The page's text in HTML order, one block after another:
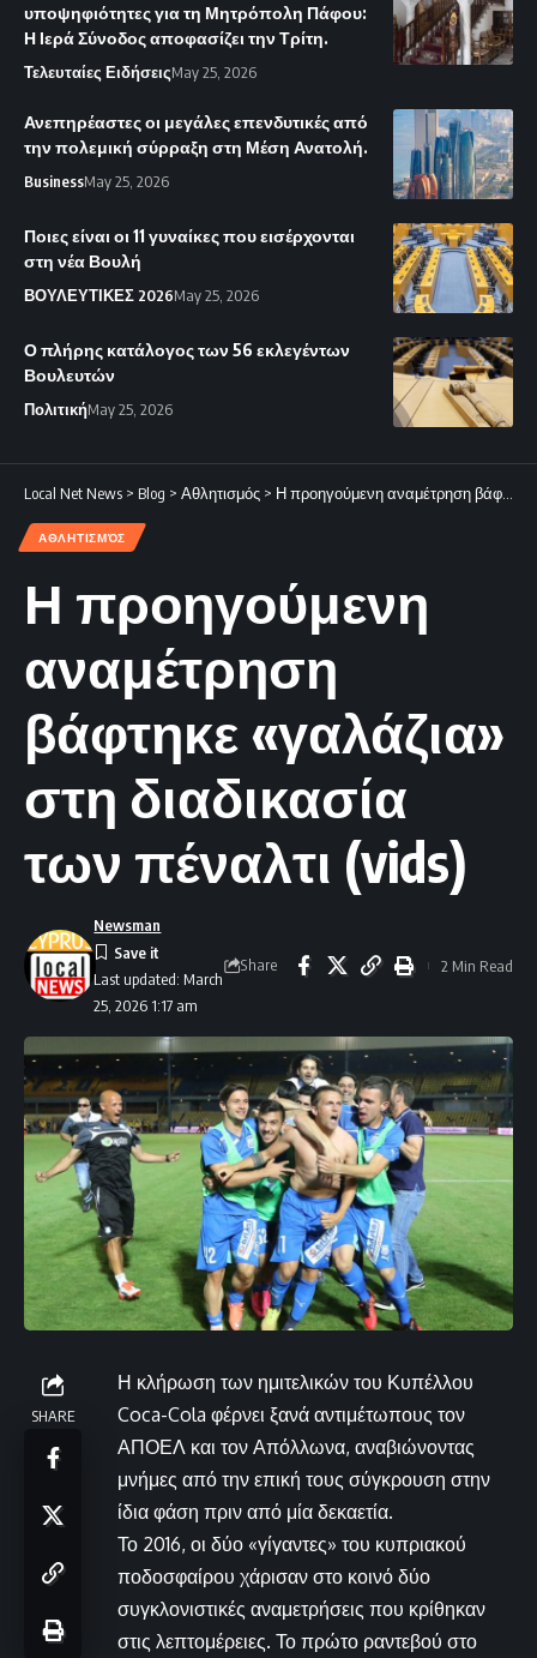
υποψηφιότητες για τη Μητρόπολη Πάφου:
Η Ιερά Σύνοδος αποφασίζει την Τρίτη.
Τελευταίες ΕιδήσειςMay 25, 2026
Ανεπηρέαστες οι μεγάλες επενδυτικές από
την πολεμική σύρραξη στη Μέση Ανατολή.
BusinessMay 25, 2026
Ποιες είναι οι 11 γυναίκες που εισέρχονται
στη νέα Βουλή
ΒΟΥΛΕΥΤΙΚΕΣ 2026May 25, 2026
Ο πλήρης κατάλογος των 56 εκλεγέντων
Βουλευτών
ΠολιτικήMay 25, 2026
Local Net News > Blog > Αθλητισμός > Η προηγούμενη αναμέτρηση βάφτηκε «γαλάζια» στη διαδικασία των πέναλτι (vids)
ΑΘΛΗΤΙΣΜΌΣ
Η προηγούμενη
αναμέτρηση
βάφτηκε «γαλάζια»
στη διαδικασία
των πέναλτι (vids)
Last updated: March
25, 2026 1:17 am
Newsman
Share 2 Min Read
SHARE
Η κλήρωση των ημιτελικών του Κυπέλλου
Coca-Cola φέρνει ξανά αντιμέτωπους τον
ΑΠΟΕΛ και τον Απόλλωνα, αναβιώνοντας
μνήμες από την επική τους σύγκρουση στην
ίδια φάση πριν από μία δεκαετία.
Το 2016, οι δύο «γίγαντες» του κυπριακού
ποδοσφαίρου χάρισαν στο κοινό δύο
συγκλονιστικές αναμετρήσεις που κρίθηκαν
στις λεπτομέρειες. Το πρώτο ραντεβού στο